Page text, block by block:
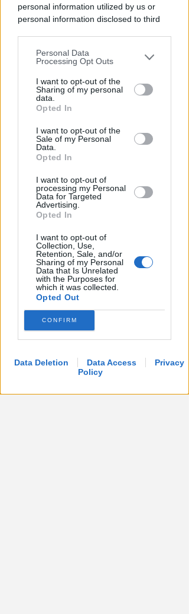
personal information utilized by us or
personal information disclosed to third
You may separately opt-out of the further
disclosure of your personal information
by third parties on the IAB’s list of
downstream participants.
by us to third parties on the IAB’s List of
Downstream Participants that may
further disclose it to other third parties.
Personal Data
Processing Opt Outs
I want to opt-out of the
Sharing of my personal
data.
Opted In
I want to opt-out of the
Sale of my Personal
Data.
Opted In
I want to opt-out of
processing my Personal
Data for Targeted
Advertising.
Opted In
I want to opt-out of
Collection, Use,
Retention, Sale, and/or
Sharing of my Personal
Data that Is Unrelated
with the Purposes for
which it was collected.
Opted Out
CONFIRM
Data Deletion Data Access
Privacy
Policy
Rimini Calcio: 509 abbonati. Nisi
e Bertani indisponibili per
Senigallia
Icaro Sport
ISCRIZIONI SINO A FINE AGOSTO
Numeri in forte crescita per la
Scuola Vela dello Yacht Club
Rimini
Icaro Sport